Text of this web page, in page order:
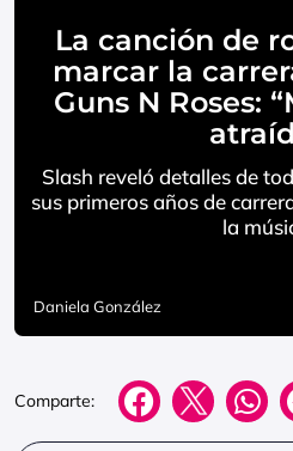
La canción de
marcar la
Guns N Roses:
Slash reveló detalles de
sus primeros años de
la
Daniela González
Comparte: